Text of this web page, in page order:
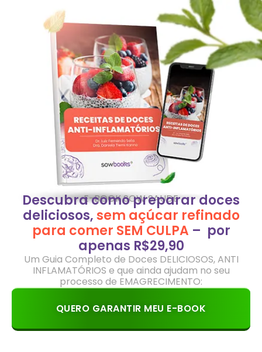
E-BOOK SOW SAUDE
Descubra como preparar doces
deliciosos,sem açúcar refinado
para comer SEM CULPA – por
apenas R$29,90
Um Guia Completo de Doces DELICIOSOS, ANTI
INFLAMATÓRIOS e que ainda ajudam no seu
processo de EMAGRECIMENTO:
QUERO GARANTIR MEU E-BOOK